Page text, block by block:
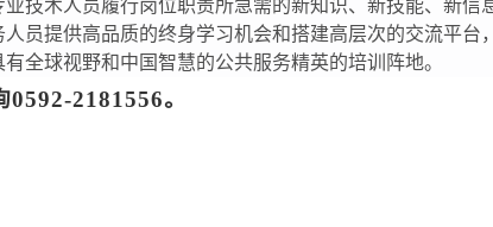
技术人员履行岗位职责所急需的新知识、新技能、新信
员提供高品质的终身学习机会和搭建高层次的交流平台
全球视野和中国智慧的公共服务精英的培训阵地。
2181556。